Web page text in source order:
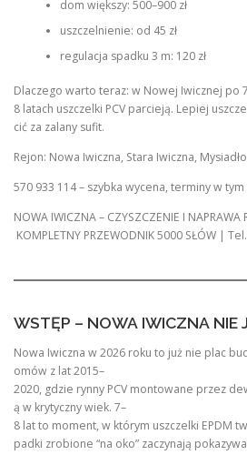
dom większy: 500–900 zł
uszczelnienie: od 45 zł
regulacja spadku 3 m: 120 zł
Dlaczego warto teraz: w Nowej Iwicznej po
8 latach uszczelki PCV parcieją. Lepiej
cić za zalany sufit.
Rejon: Nowa Iwiczna, Stara Iwiczna,
570 933 114 – szybka wycena, terminy w
NOWA IWICZNA – CZYSZCZENIE I NAPRAWA
KOMPLETNY PRZEWODNIK 5000 SŁÓW |
WSTĘP – NOWA IWICZNA NIE
Nowa Iwiczna w 2026 roku to już nie plac
omów z lat 2015–
2020, gdzie rynny PCV montowane przez
ą w krytyczny wiek. 7–
8 lat to moment, w którym uszczelki EPDM
padki zrobione “na oko” zaczynają